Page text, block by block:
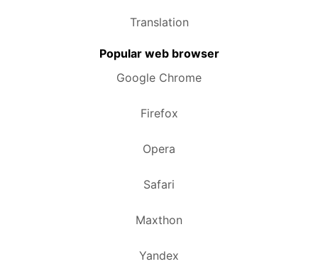
Translation
Popular web browser
Google Chrome
Firefox
Opera
Safari
Maxthon
Yandex